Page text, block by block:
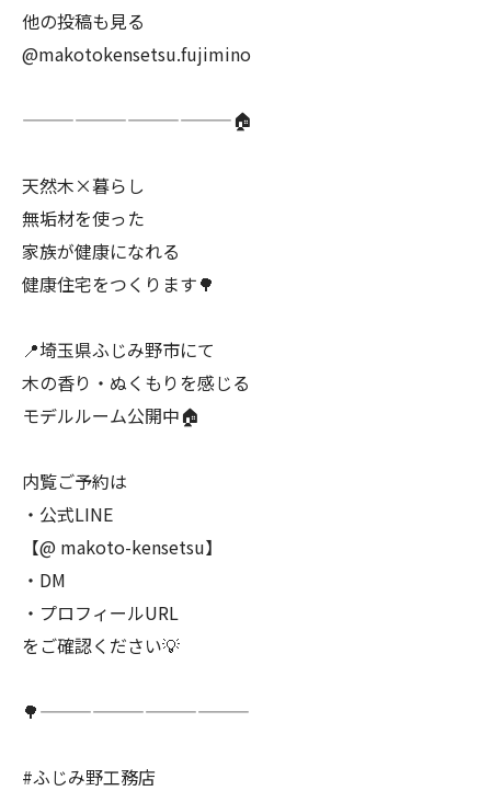
他の投稿も見る
@makotokensetsu.fujimino
————————————🏠
天然木×暮らし
無垢材を使った
家族が健康になれる
健康住宅をつくります🌳
📍埼玉県ふじみ野市にて
木の香り・ぬくもりを感じる
モデルルーム公開中🏠
内覧ご予約は
・公式LINE
【@ makoto-kensetsu】
・DM
・プロフィールURL
をご確認ください💡
🌳————————————
#ふじみ野工務店